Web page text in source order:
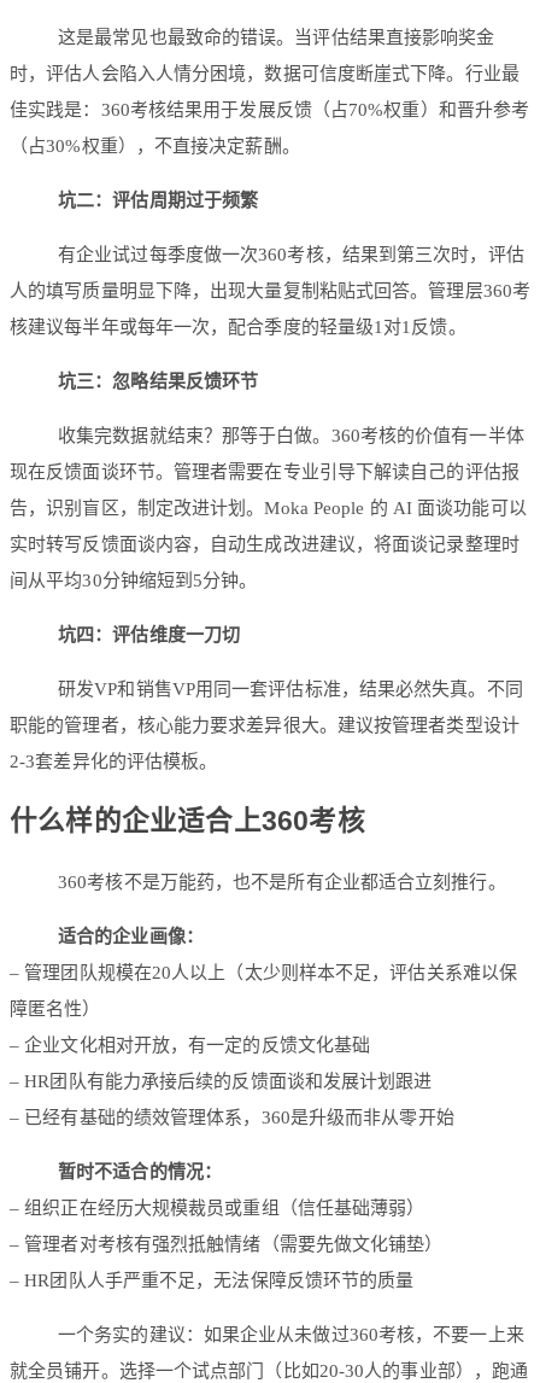
这是最常见也最致命的错误。当评估结果直接影响奖金
时，评估人会陷入人情分困境，数据可信度断崖式下降。行业最
佳实践是：360考核结果用于发展反馈（占70%权重）和晋升参考
（占30%权重），不直接决定薪酬。
坑二：评估周期过于频繁
有企业试过每季度做一次360考核，结果到第三次时，评估
人的填写质量明显下降，出现大量复制粘贴式回答。管理层360考
核建议每半年或每年一次，配合季度的轻量级1对1反馈。
坑三：忽略结果反馈环节
收集完数据就结束？那等于白做。360考核的价值有一半体
现在反馈面谈环节。管理者需要在专业引导下解读自己的评估报
告，识别盲区，制定改进计划。Moka People 的 AI 面谈功能可以
实时转写反馈面谈内容，自动生成改进建议，将面谈记录整理时
间从平均30分钟缩短到5分钟。
坑四：评估维度一刀切
研发VP和销售VP用同一套评估标准，结果必然失真。不同
职能的管理者，核心能力要求差异很大。建议按管理者类型设计
2-3套差异化的评估模板。
什么样的企业适合上360考核
360考核不是万能药，也不是所有企业都适合立刻推行。
适合的企业画像：
– 管理团队规模在20人以上（太少则样本不足，评估关系难以保
障匿名性）
– 企业文化相对开放，有一定的反馈文化基础
– HR团队有能力承接后续的反馈面谈和发展计划跟进
– 已经有基础的绩效管理体系，360是升级而非从零开始
暂时不适合的情况：
– 组织正在经历大规模裁员或重组（信任基础薄弱）
– 管理者对考核有强烈抵触情绪（需要先做文化铺垫）
– HR团队人手严重不足，无法保障反馈环节的质量
一个务实的建议：如果企业从未做过360考核，不要一上来
就全员铺开。选择一个试点部门（比如20-30人的事业部），跑通